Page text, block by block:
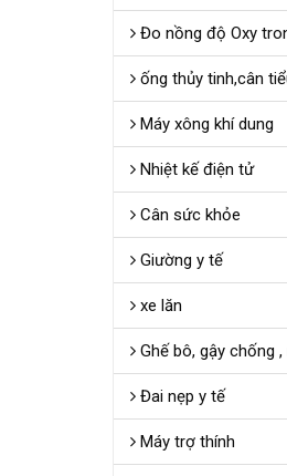
Đo nồng độ Oxy
ống thủy tinh,cân
Máy xông khí dung
Nhiệt kế điện tử
Cân sức khỏe
Giường y tế
xe lăn
Ghế bô, gậy chống
Đai nẹp y tế
Máy trợ thính